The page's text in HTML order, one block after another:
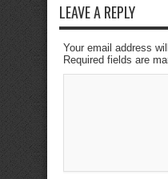
LEAVE A REPLY
Your email address
Required fields are